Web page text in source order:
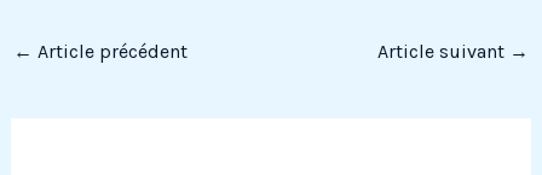
← Article précédent Article suivant →